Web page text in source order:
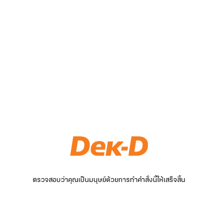
ตรวจสอบว่าคุณเป็นมนุษย์ด้วยการทำคำสั่งนี้ให้เสร็จสิ้น